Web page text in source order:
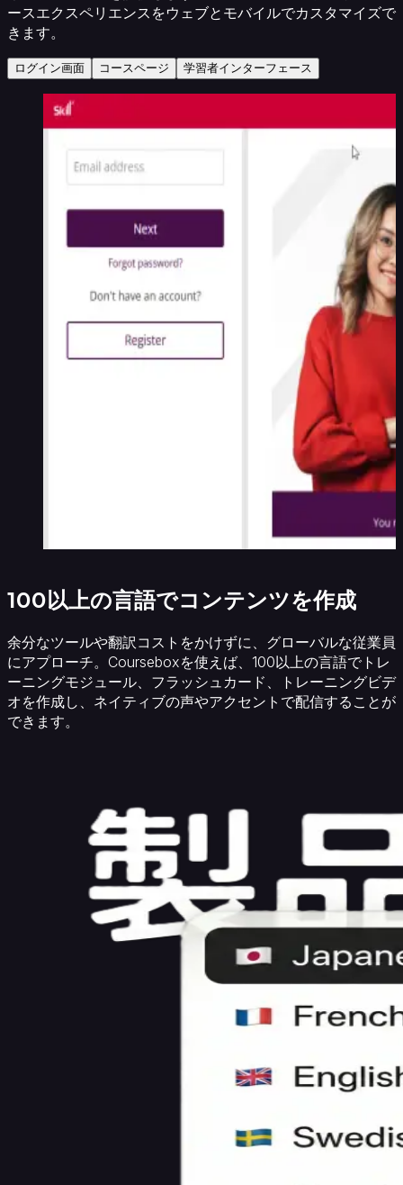
ースエクスペリエンスをウェブとモバイルでカスタマイズで
きます。
ログイン画面 コースページ 学習者インターフェース
100以上の言語でコンテンツを作成
余分なツールや翻訳コストをかけずに、グローバルな従業員
にアプローチ。Courseboxを使えば、100以上の言語でトレ
ーニングモジュール、フラッシュカード、トレーニングビデ
オを作成し、ネイティブの声やアクセントで配信することが
できます。